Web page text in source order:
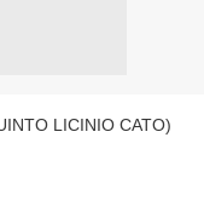
LICINIO CATO)